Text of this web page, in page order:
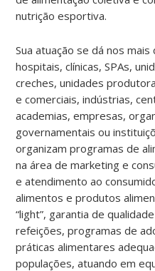
nutrição esportiva.
Sua atuação se dá nos
hospitais, clínicas, SPAs,
creches, unidades
e comerciais, indústrias,
academias, empresas,
governamentais ou
organizam programas de
na área de marketing e
e atendimento ao
alimentos e produtos
“light”, garantia de
refeições, programas de
práticas alimentares
populações, atuando em